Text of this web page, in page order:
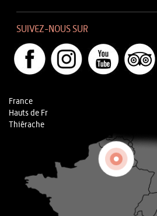
SUIVEZ-NOUS SUR
France
Hauts de Fr
Thiérache